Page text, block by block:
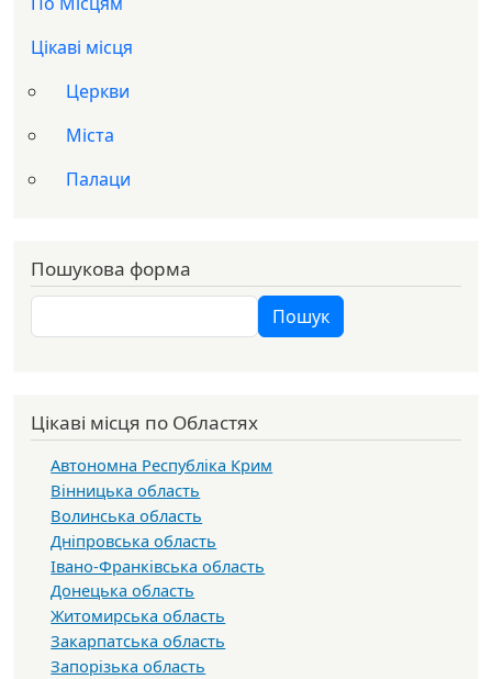
Цікаві місця
Церкви
Міста
Палаци
Пошукова форма
Пошук Пошук
Цікаві місця по Областях
Автономна Республіка Крим
Вінницька область
Волинська область
Дніпровська область
Івано-Франківська область
Донецька область
Житомирська область
Закарпатська область
Запорізька область